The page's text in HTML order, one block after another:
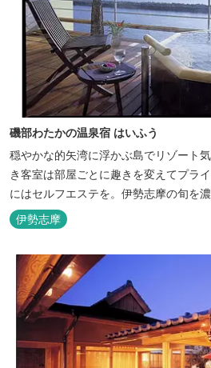
磯部わたかの温泉宿 はいふう
穏やかな的矢湾に浮かぶ島でリゾート
き客室は部屋ごとに趣きを変えてプラ
にはセルフエステを。伊勢志摩の旬を
ングで。
伊勢志摩